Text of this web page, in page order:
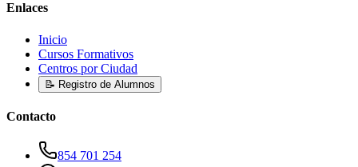
Enlaces
Inicio
Cursos Formativos
Centros por Ciudad
📝 Registro de Alumnos
Contacto
854 701 254